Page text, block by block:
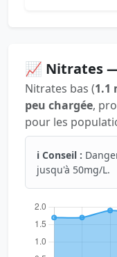
📈 Nitrates
Nitrates bas (1.1
peu chargée,
pour les
ℹ️ Conseil :
jusqu'à 50mg/L.